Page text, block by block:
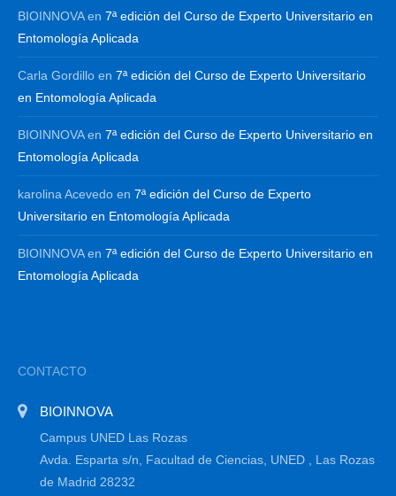
BIOINNOVAen 7ª edición del Curso de Experto Universitario en
Entomología Aplicada
Carla Gordillo en 7ª edición del Curso de Experto Universitario
en Entomología Aplicada
BIOINNOVAen 7ª edición del Curso de Experto Universitario en
Entomología Aplicada
karolina Acevedo en 7ª edición del Curso de Experto
Universitario en Entomología Aplicada
BIOINNOVAen 7ª edición del Curso de Experto Universitario en
Entomología Aplicada
CONTACTO
BIOINNOVA
Campus UNED Las Rozas
Avda. Esparta s/n, Facultad de Ciencias, UNED , Las Rozas
de Madrid 28232